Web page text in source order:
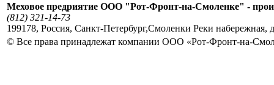
Меховое предриятие ООО "Рот-Фронт-на-Смоленке" -
(812) 321-14-73
199178, Россия, Санкт-Петербург,Смоленки Реки набережная,
© Все права принадлежат компании ООО «Рот-Фронт-на-